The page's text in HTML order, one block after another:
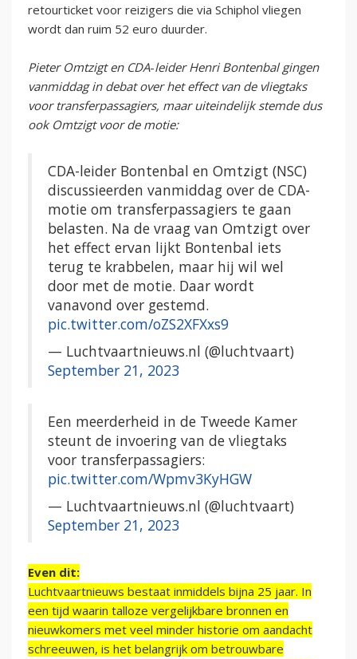
retourticket voor reizigers die via Schiphol vliegen
wordt dan ruim 52 euro duurder.
Pieter Omtzigt en CDA-leider Henri Bontenbal gingen
vanmiddag in debat over het effect van de vliegtaks
voor transferpassagiers, maar uiteindelijk stemde dus
ook Omtzigt voor de motie:
CDA-leider Bontenbal en Omtzigt (NSC)
discussieerden vanmiddag over de CDA-
motie om transferpassagiers te gaan
belasten. Na de vraag van Omtzigt over
het effect ervan lijkt Bontenbal iets
terug te krabbelen, maar hij wil wel
door met de motie. Daar wordt
vanavond over gestemd.
pic.twitter.com/oZS2XFXxs9
— Luchtvaartnieuws.nl (@luchtvaart)
September 21, 2023
Een meerderheid in de Tweede Kamer
steunt de invoering van de vliegtaks
voor transferpassagiers:
pic.twitter.com/Wpmv3KyHGW
— Luchtvaartnieuws.nl (@luchtvaart)
September 21, 2023
Even dit:
Luchtvaartnieuws bestaat inmiddels bijna 25 jaar. In
een tijd waarin talloze vergelijkbare bronnen en
nieuwkomers met veel minder historie om aandacht
schreeuwen, is het belangrijk om betrouwbare